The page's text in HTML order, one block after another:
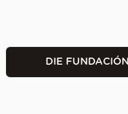
DIE FUNDACIÓN